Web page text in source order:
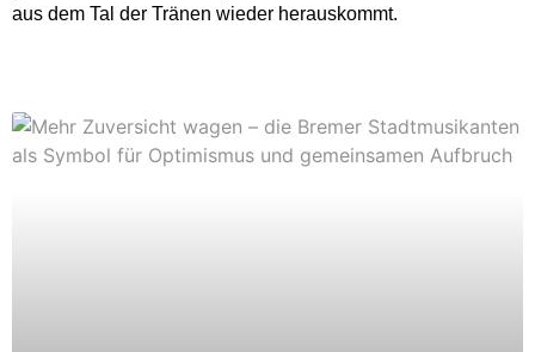
aus dem Tal der Tränen wieder herauskommt.